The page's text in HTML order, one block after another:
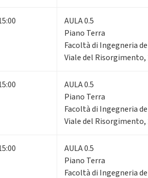
AULA 0.5
Piano Terra
Facoltà di Ingegneria
Viale del Risorgimento,
AULA 0.5
Piano Terra
Facoltà di Ingegneria
Viale del Risorgimento,
AULA 0.5
Piano Terra
Facoltà di Ingegneria